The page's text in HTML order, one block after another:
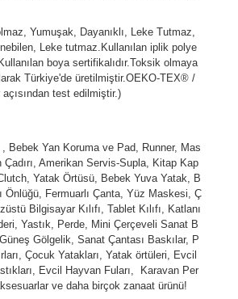
Yumuşak, Dayanıklı, Leke Tutmaz,
Leke tutmaz.Kullanılan iplik polye
boya sertifikalıdır.Toksik olmaya
Türkiye'de üretilmiştir.OEKO-TEX® /
test edilmiştir.)
Bebek Yan Koruma ve Pad, Runner, Mas
Amerikan Servis-Supla, Kitap Kap
Yatak Örtüsü, Bebek Yuva Yatak, B
Önlüğü, Fermuarlı Çanta, Yüz Maskesi, Ç
Bilgisayar Kılıfı, Tablet Kılıfı, Katlanı
Yastık, Perde, Mini Çerçeveli Sanat B
Gölgelik, Sanat Çantası Baskılar, P
Çocuk Yatakları, Yatak örtüleri, Evcil
Evcil Hayvan Fuları, Karavan Per
ve daha birçok zanaat ürünü!